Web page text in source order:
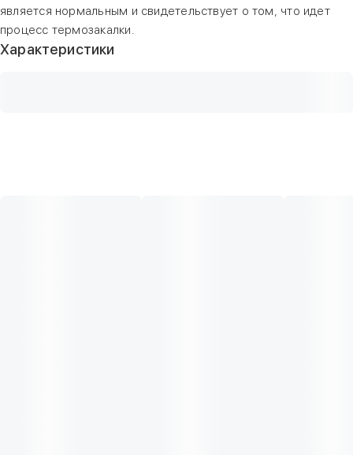
является нормальным и свидетельствует о том, что идет
процесс термозакалки.
Характеристики